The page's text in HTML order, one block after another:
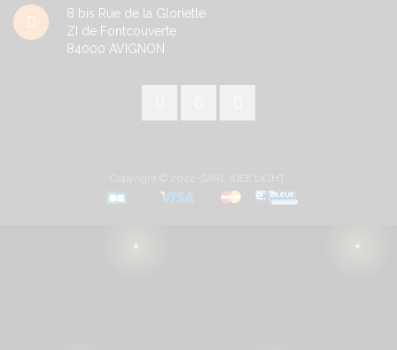
8 bis Rue de la Gloriette
ZI de Fontcouverte
84000 AVIGNON